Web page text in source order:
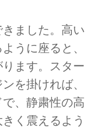
ました。高い
うに座ると、
ます。スター
を掛ければ、
、静粛性の高
く震えるよう